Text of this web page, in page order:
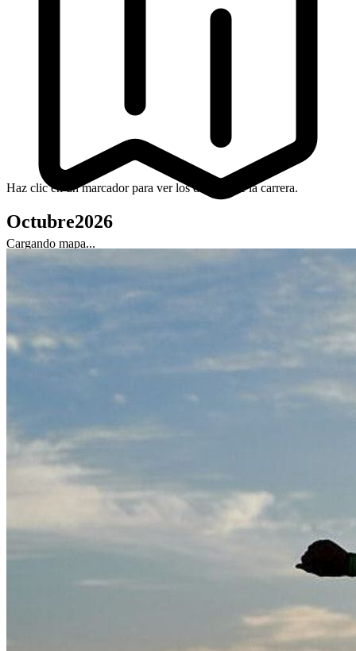
Cargando mapa...
Haz clic en un marcador para ver los detalles de la carrera.
Octubre2026